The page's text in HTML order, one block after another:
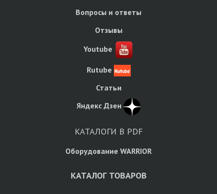
Вопросы и ответы
Отзывы
Youtube
Rutube
Статьи
Яндекс Дзен
КАТАЛОГИ В PDF
Оборудование WARRIOR
КАТАЛОГ ТОВАРОВ